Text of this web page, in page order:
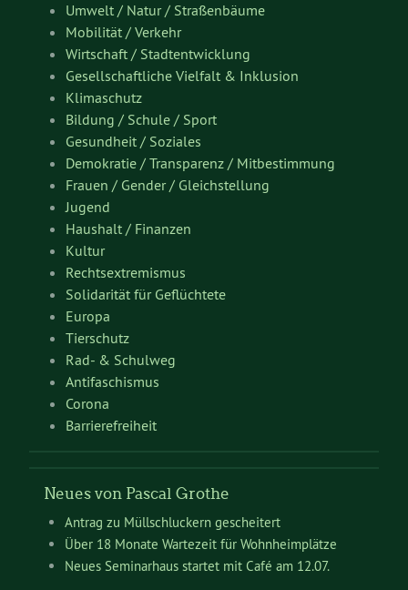
Umwelt / Natur / Straßenbäume
Mobilität / Verkehr
Wirtschaft / Stadtentwicklung
Gesellschaftliche Vielfalt & Inklusion
Klimaschutz
Bildung / Schule / Sport
Gesundheit / Soziales
Demokratie / Transparenz / Mitbestimmung
Frauen / Gender / Gleichstellung
Jugend
Haushalt / Finanzen
Kultur
Rechtsextremismus
Solidarität für Geflüchtete
Europa
Tierschutz
Rad- & Schulweg
Antifaschismus
Corona
Barrierefreiheit
Neues von Pascal Grothe
Antrag zu Müllschluckern gescheitert
Über 18 Monate Wartezeit für Wohnheimplätze
Neues Seminarhaus startet mit Café am 12.07.